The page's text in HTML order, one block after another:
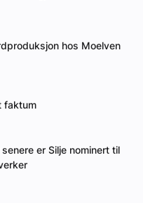
hos Moelven
faktum
er Silje nominert til